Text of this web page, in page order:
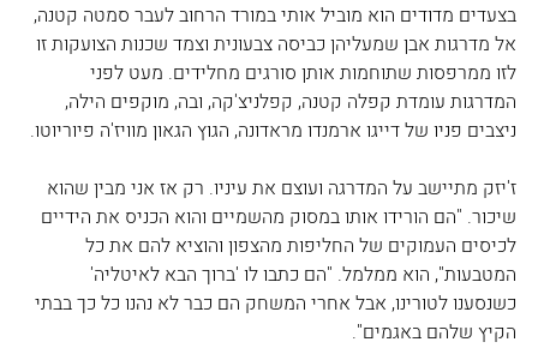
בצעדים מדודים הוא מוביל אותי במורד הרחוב לעבר סמטה קטנה,
אל מדרגות אבן שמעליהן כביסה צבעונית וצמד שכנות הצועקות זו
לזו ממרפסות שתוחמות אותן סורגים מחלידים. מעט לפני
המדרגות עומדת קפלה קטנה, קפלניצ'קה, ובה, מוקפים הילה,
ניצבים פניו של דייגו ארמנדו מראדונה, הגוץ הגאון מוויז'ה פיוריוטו.
ז'יזק מתיישב על המדרגה ועוצם את עיניו. רק אז אני מבין שהוא
שיכור. "הם הורידו אותו במסוק מהשמיים והוא הכניס את הידיים
לכיסים העמוקים של החליפות מהצפון והוציא להם את כל
המטבעות", הוא ממלמל. "הם כתבו לו 'ברוך הבא לאיטליה'
כשנסענו לטורינו, אבל אחרי המשחק הם כבר לא נהנו כל כך בבתי
הקיץ שלהם באגמים".